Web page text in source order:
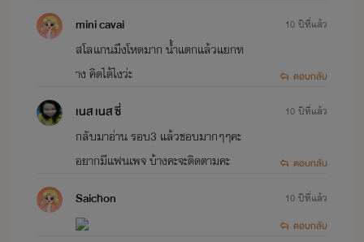
mini cavai
สโลแกนมึงโหดมาก น้ำแตกแล้วแยกท
าง คิดได้ไงว่ะ
10 ปีที่แล้ว
ตอบกลับ
เนส เนส ซี่
กลับมาอ่าน รอบ3 แล้วชอบมากๆๆคะ
อยากมีแฟนเพจ บ้างคะจะติดตามคะ
10 ปีที่แล้ว
ตอบกลับ
Saichon
10 ปีที่แล้ว
ตอบกลับ